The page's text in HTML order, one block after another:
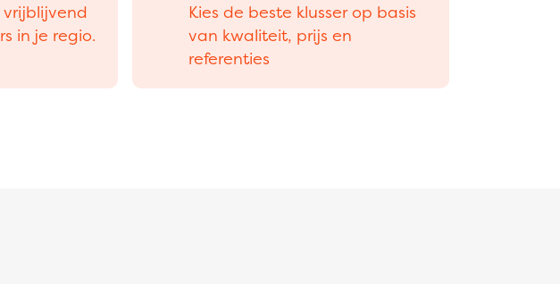
in je regio.
Kies de beste klusser op basis
van kwaliteit, prijs en
referenties